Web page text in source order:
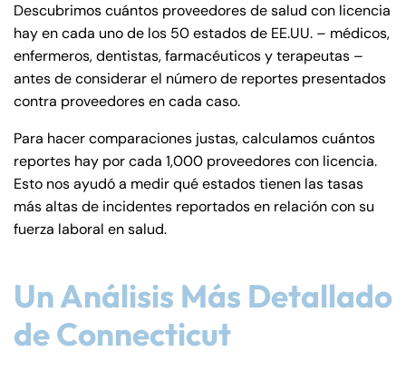
Descubrimos cuántos proveedores de salud con licencia
hay en cada uno de los 50 estados de EE.UU. – médicos,
enfermeros, dentistas, farmacéuticos y terapeutas –
antes de considerar el número de reportes presentados
contra proveedores en cada caso.
Para hacer comparaciones justas, calculamos cuántos
reportes hay por cada 1,000 proveedores con licencia.
Esto nos ayudó a medir qué estados tienen las tasas
más altas de incidentes reportados en relación con su
fuerza laboral en salud.
Un Análisis Más Detallado
de Connecticut